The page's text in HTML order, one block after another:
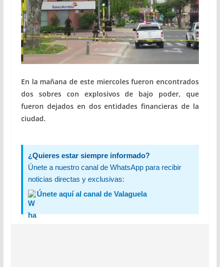
En la mañana de este miercoles fueron encontrados
dos sobres con explosivos de bajo poder, que
fueron dejados en dos entidades financieras de la
ciudad.
¿Quieres estar siempre informado?
Únete a nuestro canal de WhatsApp para recibir
noticias directas y exclusivas:
Únete aquí al canal de Valaguela